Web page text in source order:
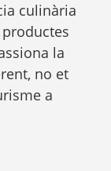
culinària
la
no et
a